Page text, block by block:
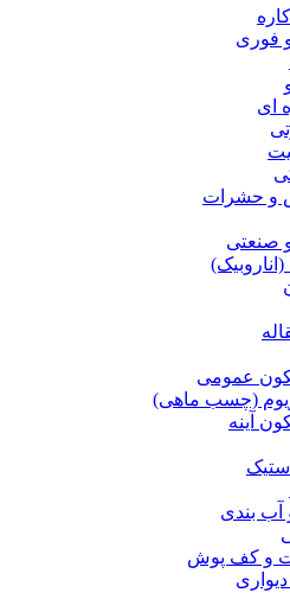
فوری
ای
حشرات
صنعتی
عمومی
(چسب ماهی)
آینه
بندی
و کف پوش